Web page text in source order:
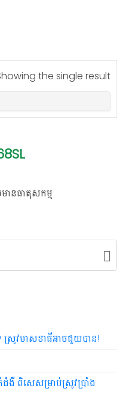
the single result
មានធាតុសកម្ម
ធ្វើជាជីកំប៉ុសដែលអាចជួយដល់
ស្រូវមាសខាធីអាចជួយបាន!
ជំងឺ ពិសេសម្រាប់ស្រូវប្រាំង